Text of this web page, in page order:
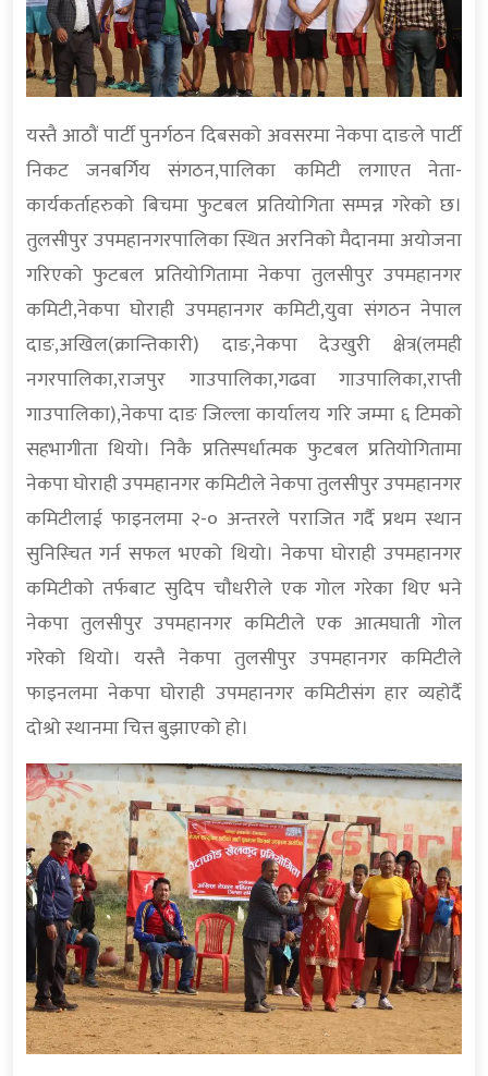
यस्तै आठौं पार्टी पुनर्गठन दिबसको अवसरमा नेकपा दाङले पार्टी
निकट जनबर्गिय संगठन,पालिका कमिटी लगाएत नेता-
कार्यकर्ताहरुको बिचमा फुटबल प्रतियोगिता सम्पन्न गरेको छ।
तुलसीपुर उपमहानगरपालिका स्थित अरनिको मैदानमा अयोजना
गरिएको फुटबल प्रतियोगितामा नेकपा तुलसीपुर उपमहानगर
कमिटी,नेकपा घोराही उपमहानगर कमिटी,युवा संगठन नेपाल
दाङ,अखिल(क्रान्तिकारी) दाङ,नेकपा देउखुरी क्षेत्र(लमही
नगरपालिका,राजपुर गाउपालिका,गढवा गाउपालिका,राप्ती
गाउपालिका),नेकपा दाङ जिल्ला कार्यालय गरि जम्मा ६ टिमको
सहभागीता थियो। निकै प्रतिस्पर्धात्मक फुटबल प्रतियोगितामा
नेकपा घोराही उपमहानगर कमिटीले नेकपा तुलसीपुर उपमहानगर
कमिटीलाई फाइनलमा २-० अन्तरले पराजित गर्दै प्रथम स्थान
सुनिस्चित गर्न सफल भएको थियो। नेकपा घोराही उपमहानगर
कमिटीको तर्फबाट सुदिप चौधरीले एक गोल गरेका थिए भने
नेकपा तुलसीपुर उपमहानगर कमिटीले एक आत्मघाती गोल
गरेको थियो। यस्तै नेकपा तुलसीपुर उपमहानगर कमिटीले
फाइनलमा नेकपा घोराही उपमहानगर कमिटीसंग हार व्यहोर्दै
दोश्रो स्थानमा चित्त बुझाएको हो।